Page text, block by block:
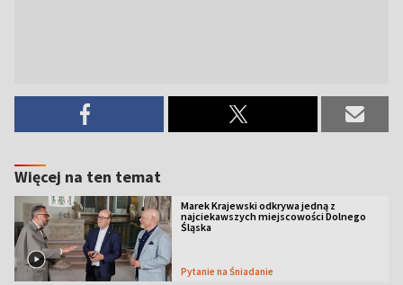
Więcej na ten temat
Marek Krajewski odkrywa jedną z
najciekawszych miejscowości Dolnego
Śląska
Pytanie na Śniadanie